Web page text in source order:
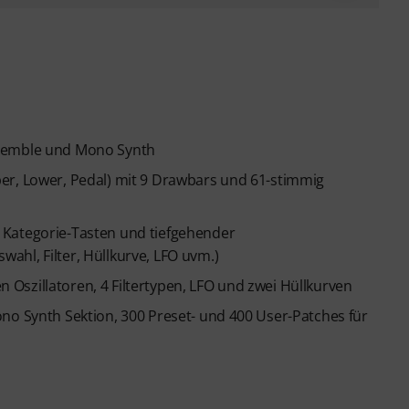
und Mono Synth
Lower, Pedal) mit 9 Drawbars und 61-stimmig
Tasten und tiefgehender
Filter, Hüllkurve, LFO uvm.)
4 Filtertypen, LFO und zwei Hüllkurven
Synth Sektion, 300 Preset- und 400 User-Patches für